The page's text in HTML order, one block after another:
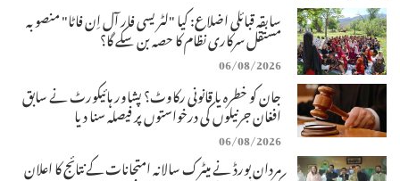
سابقہ قبائلی اضلاع: کیا "لٹریسی فار آل اِن فاٹا" منصوبہ
مستقل سرکاری نظام کا حصہ بن سکے گا؟
06/08/2026
جان کو خطرہ یا قانونی رکاوٹ؟ پشاور ہائیکورٹ نے سابق
افغان جرنیلوں کی درخواستوں پر فیصلہ سنا دیا
06/08/2026
مردان بورڈ نے میٹرک سالانہ امتحانات کے نتائج کا اعلان